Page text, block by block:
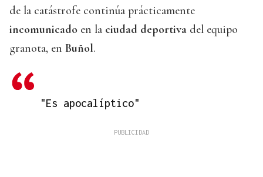
de la catástrofe continúa prácticamente
incomunicado en la ciudad deportiva del equipo
granota, en Buñol.
"Es apocalíptico"